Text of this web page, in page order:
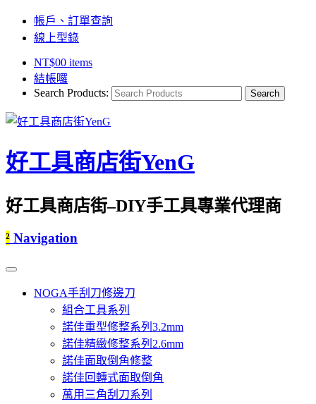
帳戶、訂單查詢
線上型錄
NT$00 items
結帳囉
Search Products:
好工具商店街YenG
好工具商店街–DIY手工具專業代理商
² Navigation
NOGA手刮刀修邊刀
組合工具系列
諾佳重型修整系列3.2mm
諾佳精緻修整系列2.6mm
諾佳面取倒角修整
諾佳回轉式面取倒角
萬用三角刮刀系列